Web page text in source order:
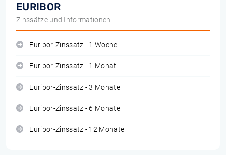
EURIBOR
Zinssätze und Informationen
Euribor-Zinssatz - 1 Woche
Euribor-Zinssatz - 1 Monat
Euribor-Zinssatz - 3 Monate
Euribor-Zinssatz - 6 Monate
Euribor-Zinssatz - 12 Monate